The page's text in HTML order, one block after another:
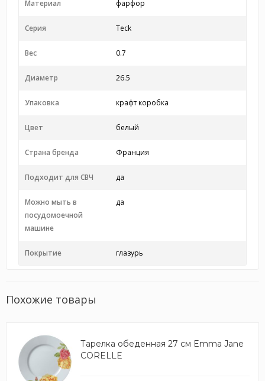
Материал фарфор
Серия Teck
Вес 0.7
Диаметр 26.5
Упаковка крафт коробка
Цвет белый
Страна бренда Франция
Подходит для СВЧ да
Можно мыть в
посудомоечной
машине
да
Покрытие глазурь
Похожие товары
Тарелка обеденная 27 см Emma Jane
CORELLE